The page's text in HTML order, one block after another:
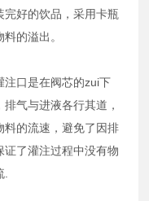
好的饮品，采用卡瓶
的溢出。
口是在阀芯的zui下
气与进液各行其道，
料的流速，避免了因排
了灌注过程中没有物